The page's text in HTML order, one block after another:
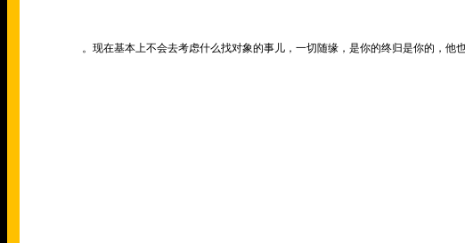
。现在基本上不会去考虑什么找对象的事儿，一切随缘，是你的终归是你的，他